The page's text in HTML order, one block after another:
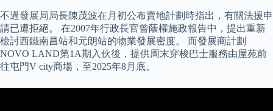
不過發展局局長陳茂波在月初公布賣地計劃時指出，有關法援申
請已遭拒絕。 在2007年行政長官曾蔭權施政報告中，提出重新
檢討西鐵南昌站和元朗站的物業發展密度。 而發展商計劃
NOVO LAND第1A期入伙後，提供周末穿梭巴士服務由屋苑前
往屯門V city商場，至2025年8月底。